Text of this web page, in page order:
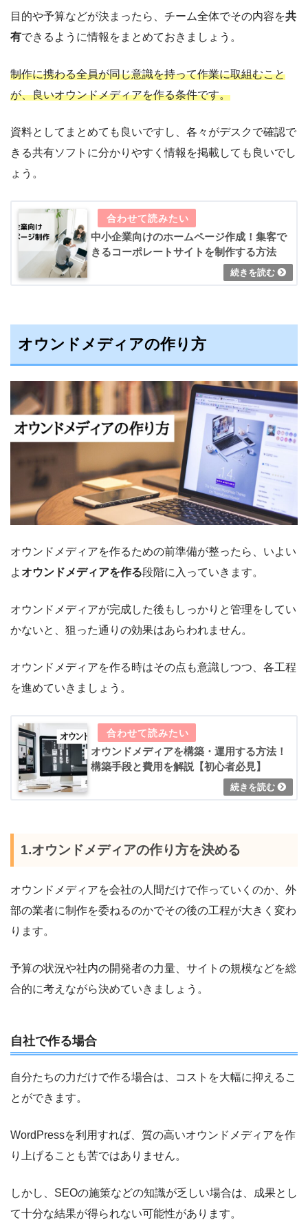
目的や予算などが決まったら、チーム全体でその内容を共
有できるように情報をまとめておきましょう。
制作に携わる全員が同じ意識を持って作業に取組むこと
が、良いオウンドメディアを作る条件です。
資料としてまとめても良いですし、各々がデスクで確認で
きる共有ソフトに分かりやすく情報を掲載しても良いでし
ょう。
中小企業向けのホームページ作成！集客で
きるコーポレートサイトを制作する方法
オウンドメディアの作り方
オウンドメディアを作るための前準備が整ったら、いよい
よ オウンドメディアを作る段階に入っていきます。
オウンドメディアが完成した後もしっかりと管理をしてい
かないと、狙った通りの効果はあらわれません。
オウンドメディアを作る時はその点も意識しつつ、各工程
を進めていきましょう。
オウンドメディアを構築・運用する方法！
構築手段と費用を解説【初心者必見】
1.オウンドメディアの作り方を決める
オウンドメディアを会社の人間だけで作っていくのか、外
部の業者に制作を委ねるのかでその後の工程が大きく変わ
ります。
予算の状況や社内の開発者の力量、サイトの規模などを総
合的に考えながら決めていきましょう。
自社で作る場合
自分たちの力だけで作る場合は、コストを大幅に抑えるこ
とができます。
WordPressを利用すれば、質の高いオウンドメディアを作
り上げることも苦ではありません。
しかし、SEOの施策などの知識が乏しい場合は、成果とし
て十分な結果が得られない可能性があります。